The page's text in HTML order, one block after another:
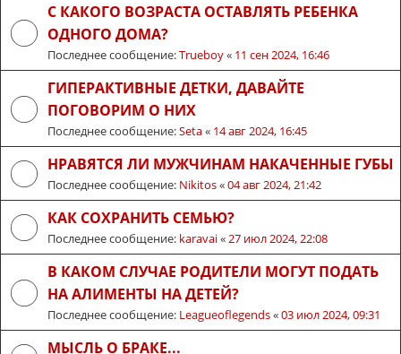
С КАКОГО ВОЗРАСТА ОСТАВЛЯТЬ РЕБЕНКА
ОДНОГО ДОМА?
Последнее сообщение:Trueboy« 11 сен 2024, 16:46
ГИПЕРАКТИВНЫЕ ДЕТКИ, ДАВАЙТЕ
ПОГОВОРИМ О НИХ
Последнее сообщение:Seta« 14 авг 2024, 16:45
НРАВЯТСЯ ЛИ МУЖЧИНАМ НАКАЧЕННЫЕ ГУБЫ
Последнее сообщение: Nikitos«04 авг 2024, 21:42
КАК СОХРАНИТЬ СЕМЬЮ?
Последнее сообщение: karavai« 27 июл 2024, 22:08
В КАКОМ СЛУЧАЕ РОДИТЕЛИ МОГУТ ПОДАТЬ
НА АЛИМЕНТЫ НА ДЕТЕЙ?
Последнее сообщение: Leagueoflegends«03 июл 2024, 09:31
МЫСЛЬ О БРАКЕ...